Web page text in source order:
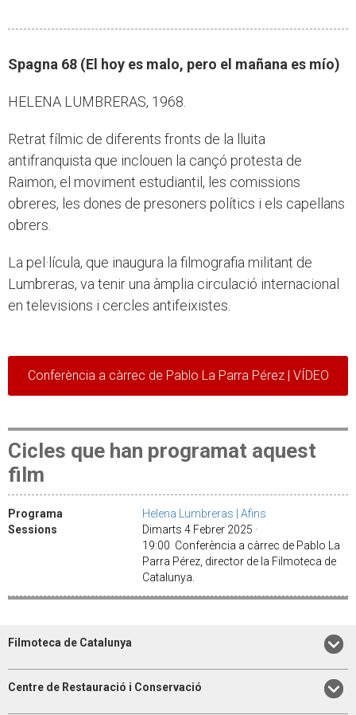
Spagna 68 (El hoy es malo, pero el mañana es mío)
HELENA LUMBRERAS, 1968.
Retrat fílmic de diferents fronts de la lluita
antifranquista que inclouen la cançó protesta de
Raimon, el moviment estudiantil, les comissions
obreres, les dones de presoners polítics i els capellans
obrers.
La pel·lícula, que inaugura la filmografia militant de
Lumbreras, va tenir una àmplia circulació internacional
en televisions i cercles antifeixistes.
Conferència a càrrec de Pablo La Parra Pérez | VÍDEO
Cicles que han programat aquest
film
Programa
Helena Lumbreras | Afins
Sessions
Dimarts 4 Febrer 2025 ·
19:00 Conferència a càrrec de Pablo La
Parra Pérez, director de la Filmoteca de
Catalunya.
Filmoteca de Catalunya
Centre de Restauració i Conservació